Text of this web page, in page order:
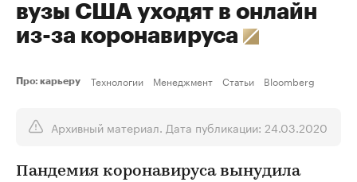
вузы США уходят в онлайн
из-за коронавируса
Про: карьеру Технологии Менеджмент Статьи Bloomberg
Архивный материал. Дата публикации: 24.03.2020
Пандемия коронавируса вынудила